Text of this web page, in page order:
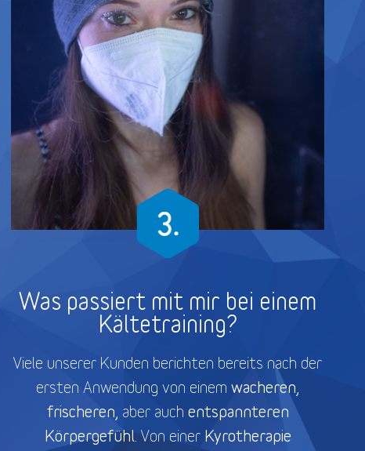
Was passiert mit mir bei einem
Kältetraining?
Viele unserer Kunden berichten bereits nach der
ersten Anwendung von einemwacheren,
frischeren, aber auch entspannteren
Körpergefühl.Von einer Kyrotherapie